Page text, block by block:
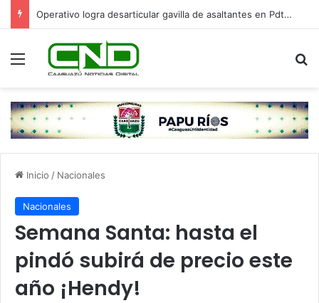
Operativo logra desarticular gavilla de asaltantes en Pdte. Franco: hay cinco detenidos
Menú
Inicio / Nacionales
Nacionales
Semana Santa: hasta el
pindó subirá de precio este
año ¡Hendy!